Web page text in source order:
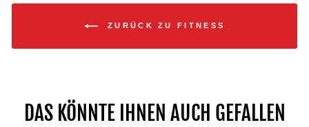
ZURÜCK ZU FITNESS
DAS KÖNNTE IHNEN AUCH GEFALLEN